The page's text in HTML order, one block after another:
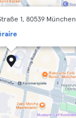
1, 80539 München